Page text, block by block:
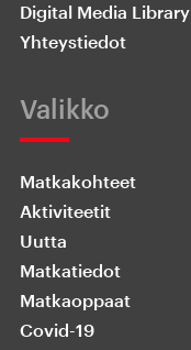
Digital Media Library
Yhteystiedot
Valikko
Matkakohteet
Aktiviteetit
Uutta
Matkatiedot
Matkaoppaat
Covid-19